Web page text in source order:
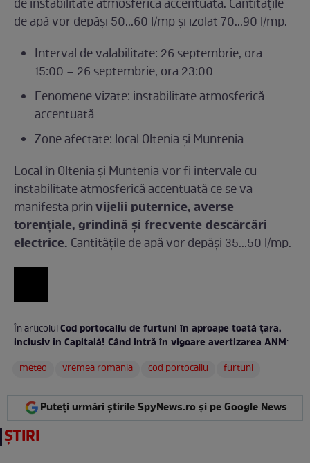
de instabilitate atmosferică accentuată. Cantitățile
de apă vor depăși 50...60 l/mp și izolat 70...90 l/mp.
Interval de valabilitate: 26 septembrie, ora
15:00 – 26 septembrie, ora 23:00
Fenomene vizate: instabilitate atmosferică
accentuată
Zone afectate: local Oltenia și Muntenia
Local în Oltenia și Muntenia vor fi intervale cu
instabilitate atmosferică accentuată ce se va
manifesta prinvijelii puternice, averse
torențiale, grindină și frecvente descărcări
electrice. Cantitățile de apă vor depăși 35...50 l/mp.
În articolulCod portocaliu de furtuni în aproape toată țara,
inclusiv în Capitală! Când intră în vigoare avertizarea ANM:
meteo
vremea romania cod portocaliu furtuni
Puteți urmări știrile SpyNews.ro și pe Google News
ȘTIRI